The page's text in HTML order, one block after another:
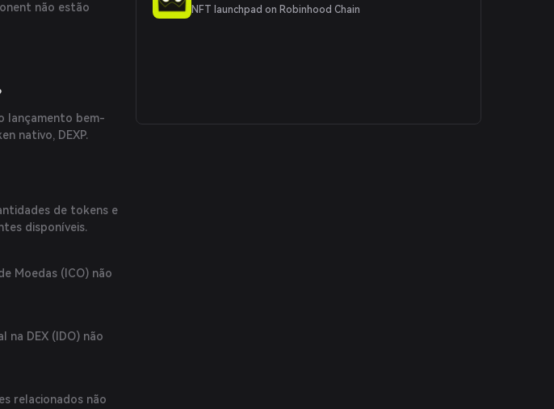
não estão
lançamento bem-
nativo, DEXP.
de tokens e
disponíveis.
Moedas (ICO) não
na DEX (IDO) não
relacionados não
NFT launchpad on Robinhood Chain